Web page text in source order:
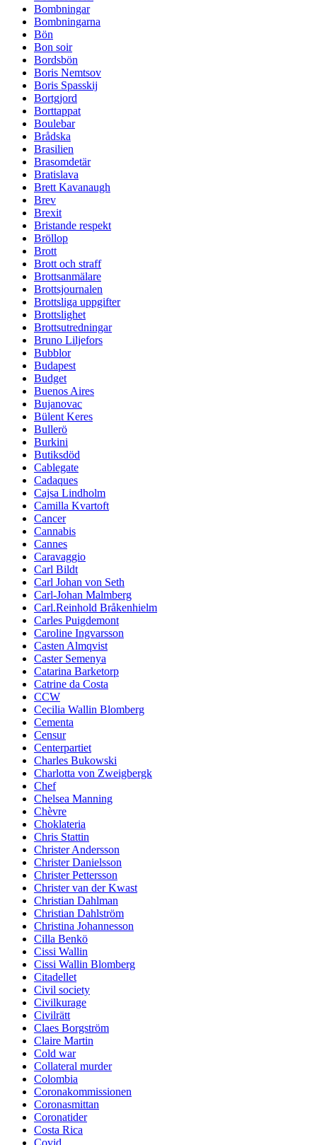
Bombningar
Bombningarna
Bön
Bon soir
Bordsbön
Boris Nemtsov
Boris Spasskij
Bortgjord
Borttappat
Boulebar
Brådska
Brasilien
Brasomdetär
Bratislava
Brett Kavanaugh
Brev
Brexit
Bristande respekt
Bröllop
Brott
Brott och straff
Brottsanmälare
Brottsjournalen
Brottsliga uppgifter
Brottslighet
Brottsutredningar
Bruno Liljefors
Bubblor
Budapest
Budget
Buenos Aires
Bujanovac
Bülent Keres
Bullerö
Burkini
Butiksdöd
Cablegate
Cadaques
Cajsa Lindholm
Camilla Kvartoft
Cancer
Cannabis
Cannes
Caravaggio
Carl Bildt
Carl Johan von Seth
Carl-Johan Malmberg
Carl.Reinhold Bråkenhielm
Carles Puigdemont
Caroline Ingvarsson
Casten Almqvist
Caster Semenya
Catarina Barketorp
Catrine da Costa
CCW
Cecilia Wallin Blomberg
Cementa
Censur
Centerpartiet
Charles Bukowski
Charlotta von Zweigbergk
Chef
Chelsea Manning
Chèvre
Choklateria
Chris Stattin
Christer Andersson
Christer Danielsson
Christer Pettersson
Christer van der Kwast
Christian Dahlman
Christian Dahlström
Christina Johannesson
Cilla Benkö
Cissi Wallin
Cissi Wallin Blomberg
Citadellet
Civil society
Civilkurage
Civilrätt
Claes Borgström
Claire Martin
Cold war
Collateral murder
Colombia
Coronakommissionen
Coronasmittan
Coronatider
Costa Rica
Covid